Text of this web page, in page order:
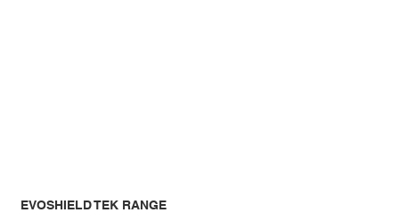
EVOSHIELD TEK RANGE